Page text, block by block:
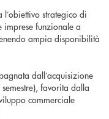
l’obiettivo strategico di
funzionale a
ampia disponibilità
dall’acquisizione
favorita dalla
commerciale